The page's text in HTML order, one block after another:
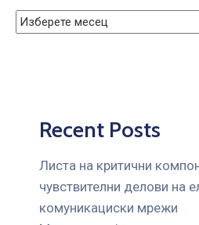
ЈАВНИ
Recent Posts
Листа на критични
чувствителни делови на
комуникациски мрежи